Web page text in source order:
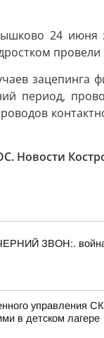
24 июня
провели
зацепинга
период,
Новости
ЗВОН:.
управления
в детском лагере